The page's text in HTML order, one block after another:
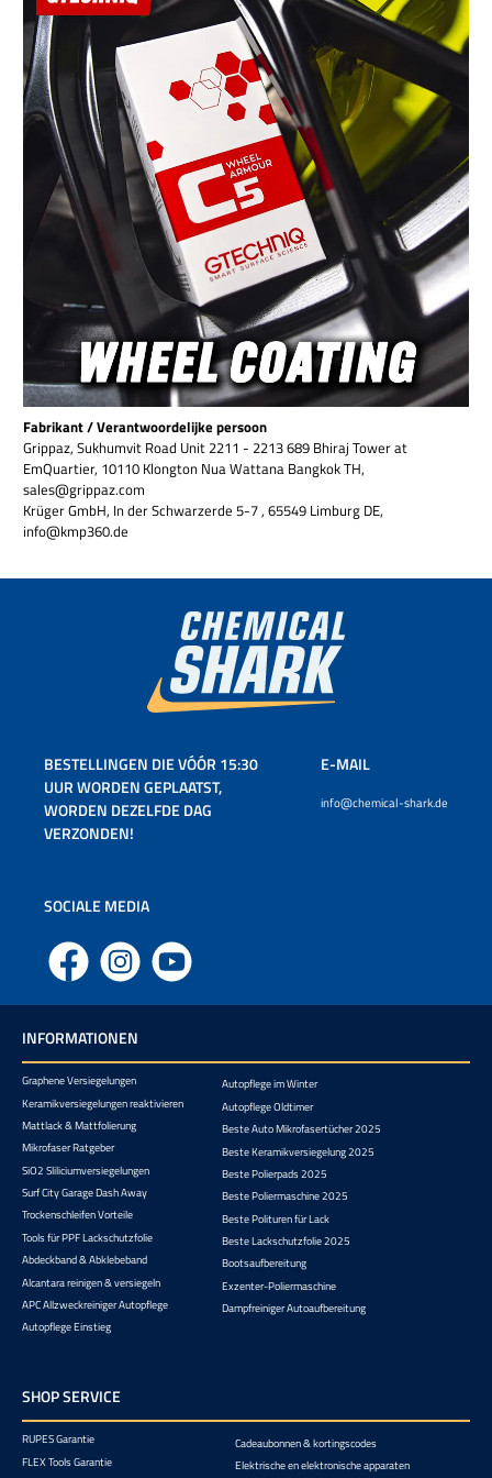
Fabrikant / Verantwoordelijke persoon
Grippaz, Sukhumvit Road Unit 2211 - 2213 689 Bhiraj Tower at
EmQuartier, 10110 Klongton Nua Wattana Bangkok TH,
sales@grippaz.com
Krüger GmbH, In der Schwarzerde 5-7 , 65549 Limburg DE,
info@kmp360.de
BESTELLINGEN DIE VÓÓR 15:30
UUR WORDEN GEPLAATST,
WORDEN DEZELFDE DAG
VERZONDEN!
E-MAIL
info@chemical-shark.de
SOCIALE MEDIA
Facebook Instagram YouTube
INFORMATIONEN
Graphene Versiegelungen
Keramikversiegelungen reaktivieren
Mattlack & Mattfolierung
Mikrofaser Ratgeber
SiO2 Sliliciumversiegelungen
Surf City Garage Dash Away
Trockenschleifen Vorteile
Tools für PPF Lackschutzfolie
Abdeckband & Abklebeband
Alcantara reinigen & versiegeln
APC Allzweckreiniger Autopflege
Autopflege Einstieg
Autopflege im Winter
Autopflege Oldtimer
Beste Auto Mikrofasertücher 2025
Beste Keramikversiegelung 2025
Beste Polierpads 2025
Beste Poliermaschine 2025
Beste Polituren für Lack
Beste Lackschutzfolie 2025
Bootsaufbereitung
Exzenter-Poliermaschine
Dampfreiniger Autoaufbereitung
SHOP SERVICE
RUPES Garantie
FLEX Tools Garantie
Cadeaubonnen & kortingscodes
Elektrische en elektronische apparaten